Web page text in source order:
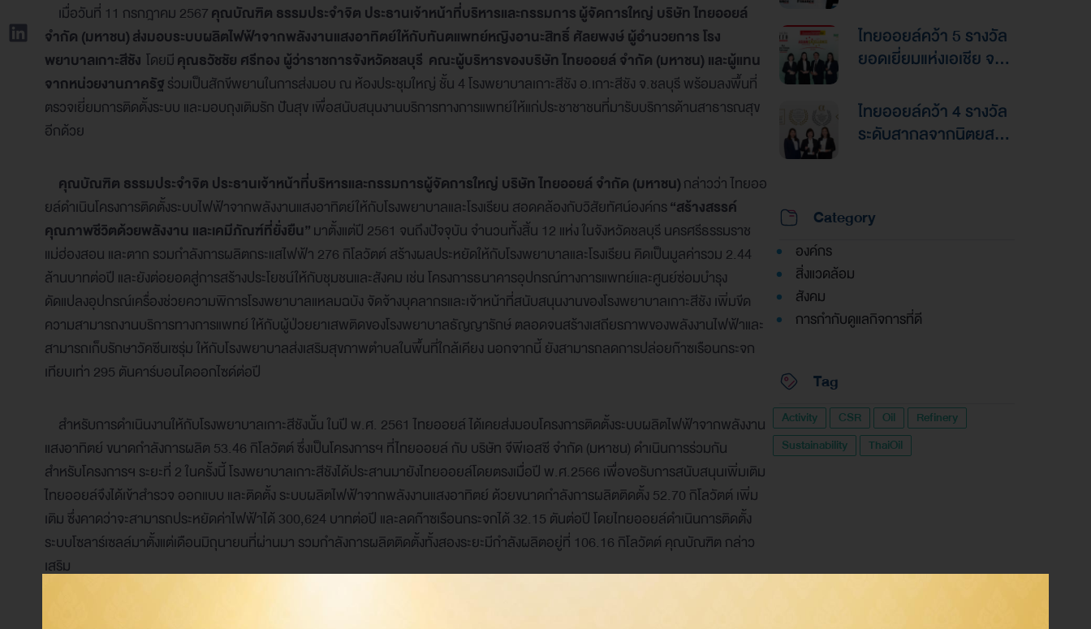
เมื่อวันที่ 11 กรกฎาคม 2567คุณบัณฑิต ธรรมประจำจิต ประธานเจ้าหน้าที่บริหารและกรรมการ ผู้จัดการใหญ่ บริษัท ไทยออยล์
จำกัด (มหาชน)ส่งมอบระบบผลิตไฟฟ้าจากพลังงานแสงอาทิตย์ให้กับทันตแพทย์หญิงอานะสิทธิ์ ศัลยพงษ์ ผู้อำนวยการ โรง
พยาบาลเกาะสีชัง โดยมีคุณธวัชชัย ศรีทอง ผู้ว่าราชการจังหวัดชลบุรี คณะผู้บริหารของบริษัท ไทยออยล์ จำกัด (มหาชน) และผู้แทน
จากหน่วยงานภาครัฐร่วมเป็นสักขีพยานในการส่งมอบ ณ ห้องประชุมใหญ่ ชั้น 4 โรงพยาบาลเกาะสีชัง อ.เกาะสีชัง จ.ชลบุรี พร้อมลงพื้นที่
ตรวจเยี่ยมการติดตั้งระบบ และมอบถุงเติมรัก ปันสุข เพื่อสนับสนุนงานบริการทางการแพทย์ให้แก่ประชาชาชนที่มารับบริการด้านสาธารณสุข
อีกด้วย
คุณบัณฑิต ธรรมประจำจิต ประธานเจ้าหน้าที่บริหารและกรรมการผู้จัดการใหญ่ บริษัท ไทยออยล์ จำกัด (มหาชน)กล่าวว่า ไทยออ
ยล์ดำเนินโครงการติดตั้งระบบไฟฟ้าจากพลังงานแสงอาทิตย์ให้กับโรงพยาบาลและโรงเรียน สอดคล้องกับวิสัยทัศน์องค์กร“สร้างสรรค์
คุณภาพชีวิตด้วยพลังงาน และเคมีภัณฑ์ที่ยั่งยืน”มาตั้งแต่ปี 2561 จนถึงปัจจุบัน จำนวนทั้งสิ้น 12 แห่ง ในจังหวัดชลบุรี นครศรีธรรมราช
แม่ฮ่องสอน และตาก รวมกำลังการผลิตกระแสไฟฟ้า 276 กิโลวัตต์ สร้างผลประหยัดให้กับโรงพยาบาลและโรงเรียน คิดเป็นมูลค่ารวม 2.44
ล้านบาทต่อปี และยังต่อยอดสู่การสร้างประโยชน์ให้กับชุมชนและสังคม เช่น โครงการธนาคารอุปกรณ์ทางการแพทย์และศูนย์ซ่อมบำรุง
ดัดแปลงอุปกรณ์เครื่องช่วยความพิการโรงพยาบาลแหลมฉบัง จัดจ้างบุคลากรและเจ้าหน้าที่สนับสนุนงานของโรงพยาบาลเกาะสีชัง เพิ่มขีด
ความสามารถงานบริการทางการแพทย์ ให้กับผู้ป่วยยาเสพติดของโรงพยาบาลธัญญารักษ์ ตลอดจนสร้างเสถียรภาพของพลังงานไฟฟ้าและ
สามารถเก็บรักษาวัคซีนเซรุ่ม ให้กับโรงพยาบาลส่งเสริมสุขภาพตำบลในพื้นที่ใกล้เคียง นอกจากนี้ ยังสามารถลดการปล่อยก๊าซเรือนกระจก
เทียบเท่า 295 ตันคาร์บอนไดออกไซด์ต่อปี
สำหรับการดำเนินงานให้กับโรงพยาบาลเกาะสีชังนั้น ในปี พ.ศ. 2561 ไทยออยล์ ได้เคยส่งมอบโครงการติดตั้งระบบผลิตไฟฟ้าจากพลังงาน
แสงอาทิตย์ ขนาดกำลังการผลิต 53.46 กิโลวัตต์ ซึ่งเป็นโครงการฯ ที่ไทยออยล์ กับ บริษัท จีพีเอสซี จำกัด (มหาชน) ดำเนินการร่วมกัน
สำหรับโครงการฯ ระยะที่ 2 ในครั้งนี้ โรงพยาบาลเกาะสีชังได้ประสานมายังไทยออยล์โดยตรงเมื่อปี พ.ศ.2566 เพื่อขอรับการสนับสนุนเพิ่มเติม
ไทยออยล์จึงได้เข้าสำรวจ ออกแบบ และติดตั้ง ระบบผลิตไฟฟ้าจากพลังงานแสงอาทิตย์ ด้วยขนาดกำลังการผลิตติดตั้ง 52.70 กิโลวัตต์ เพิ่ม
เติม ซึ่งคาดว่าจะสามารถประหยัดค่าไฟฟ้าได้ 300,624 บาทต่อปี และลดก๊าซเรือนกระจกได้ 32.15 ตันต่อปี โดยไทยออยล์ดำเนินการติดตั้ง
ระบบโซลาร์เซลล์มาตั้งแต่เดือนมิถุนายนที่ผ่านมา รวมกำลังการผลิตติดตั้งทั้งสองระยะมีกำลังผลิตอยู่ที่ 106.16 กิโลวัตต์ คุณบัณฑิต กล่าว
เสริม
Awards 2026ตอกย้ำ
ความเป็นเลิศด้านการ
ระดมทุน
ไทยออยล์คว้า 5 รางวัล
ยอดเยี่ยมแห่งเอเชีย จาก
“Asian Excellence
Award 2026”
ไทยออยล์คว้า 4 รางวัล
ระดับสากลจากนิตยสาร
เยี่ยม
Category
องค์กร
สิ่งแวดล้อม
สังคม
การกำกับดูแลกิจการที่ดี
Tag
Activity CSR Oil
Refinery
Sustainability
ThaiOil